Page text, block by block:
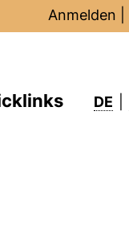
Anmelden
DE